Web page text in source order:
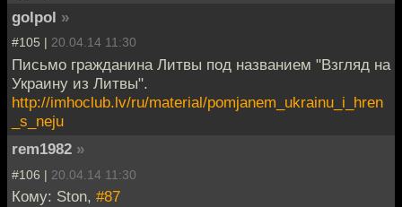
golpol »
#105 | 20.04.14 11:30
Письмо гражданина Литвы под названием "Взгляд на
Украину из Литвы".
http://imhoclub.lv/ru/material/pomjanem_ukrainu_i_hren
_s_neju
rem1982 »
#106 | 20.04.14 11:30
Кому: Ston, #87